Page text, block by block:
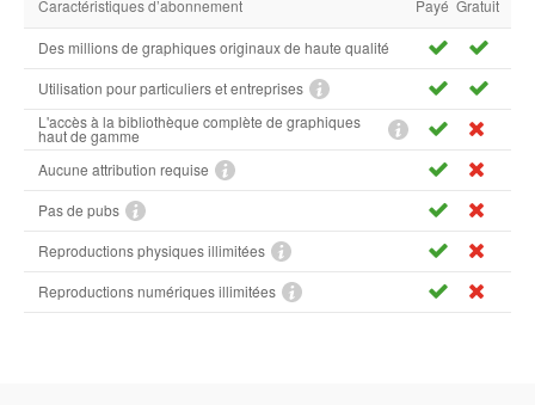
Caractéristiques d’abonnement Payé Gratuit
Des millions de graphiques originaux de haute qualité
Utilisation pour particuliers et entreprises
L'accès à la bibliothèque complète de graphiques
haut de gamme
Aucune attribution requise
Pas de pubs
Reproductions physiques illimitées
Reproductions numériques illimitées